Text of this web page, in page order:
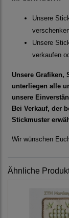
Unsere
Unsere
verkaufen
Unsere Grafiken,
unterliegen alle
unsere
Bei Verkauf, der
Stickmuster
Wir wünschen
Ähnliche